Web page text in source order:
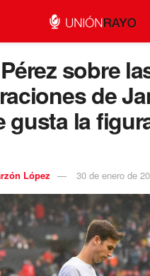
sobre
de
gusta la
López 30 de enero de